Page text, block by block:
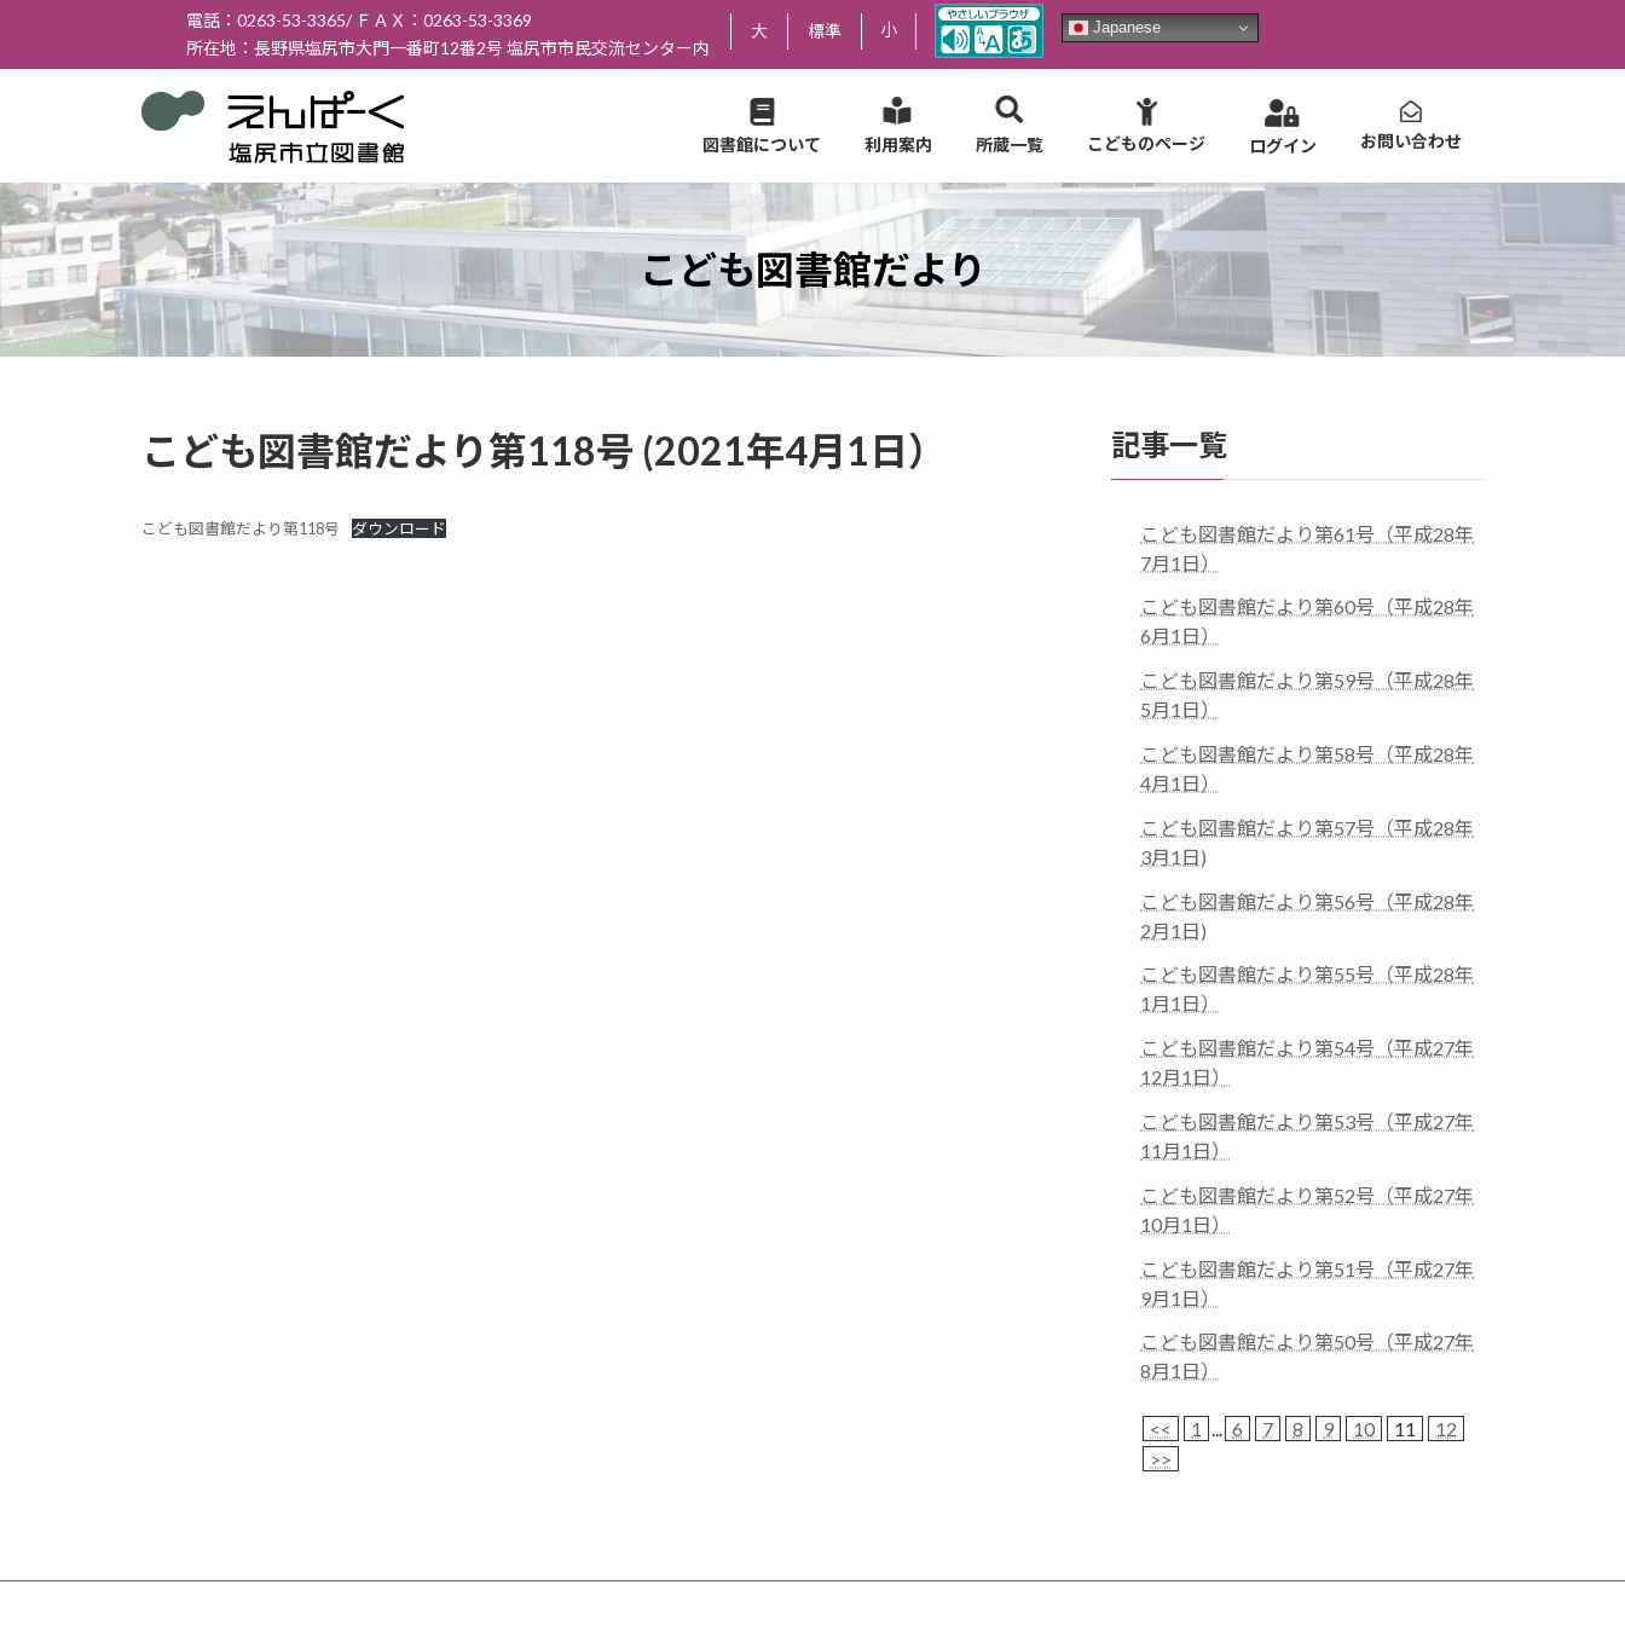
テ
ス
キ
ッ
ゲ
ン
に
移
電話：0263-53-3365/ ＦＡＸ：0263-53-3369
所在地：長野県塩尻市大門一番町12番2号 塩尻市市民交流センター内
大 標準 小 Japanese
図書館について 利用案内 所蔵一覧 こどものページ ログイン お問い合わせ
こども図書館だより
こども図書館だより第118号 (2021年4月1日）
こども図書館だより第118号 ダウンロード
記事一覧
こども図書館だより第61号（平成28年
7月1日）
こども図書館だより第60号（平成28年
6月1日）
こども図書館だより第59号（平成28年
5月1日）
こども図書館だより第58号（平成28年
4月1日）
こども図書館だより第57号（平成28年
3月1日)
こども図書館だより第56号（平成28年
2月1日)
こども図書館だより第55号（平成28年
1月1日）
こども図書館だより第54号（平成27年
12月1日）
こども図書館だより第53号（平成27年
11月1日）
こども図書館だより第52号（平成27年
10月1日）
こども図書館だより第51号（平成27年
9月1日）
こども図書館だより第50号（平成27年
8月1日）
<< 1 ... 6 7 8 9 10 11
12
>>